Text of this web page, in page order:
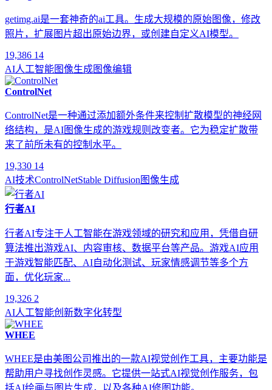
getimg.ai是一套神奇的ai工具。生成大规模的原始图像，修改
照片，扩展图片超出原始边界，或创建自定义AI模型。
19,386 14
AI人工智能图像生成图像编辑
ControlNet
ControlNet是一种通过添加额外条件来控制扩散模型的神经网
络结构，是AI图像生成的游戏规则改变者。它为稳定扩散带
来了前所未有的控制水平。
19,330 14
AI技术ControlNetStable Diffusion 图像生成
行者AI
行者AI专注于人工智能在游戏领域的研究和应用，凭借自研
算法推出游戏AI、内容审核、数据平台等产品。游戏AI应用
于游戏智能匹配、AI自动化测试、玩家情感调节等多个方
面，优化玩家...
19,326 2
AI人工智能创新数字化转型
WHEE
WHEE是由美图公司推出的一款AI视觉创作工具，主要功能是
帮助用户寻找创作灵感。它提供一站式AI视觉创作服务，包
括AI绘画与图片生成，以及各种AI修图功能。